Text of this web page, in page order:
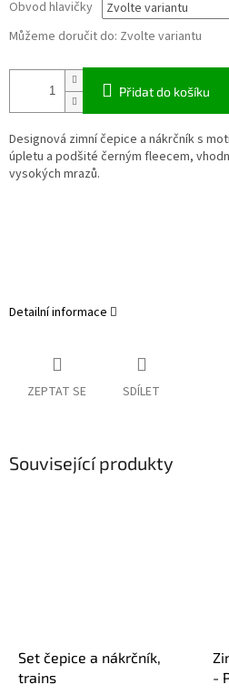
Obvod hlavičky
Můžeme doručit do: Zvolte variantu
Přidat do košíku
Designová zimní čepice a nákrčník s
úpletu a podšité černým fleecem,
vysokých mrazů.
Detailní informace
ZEPTAT SE SDÍLET
Související produkty
Set čepice a nákrčník,
trains
-